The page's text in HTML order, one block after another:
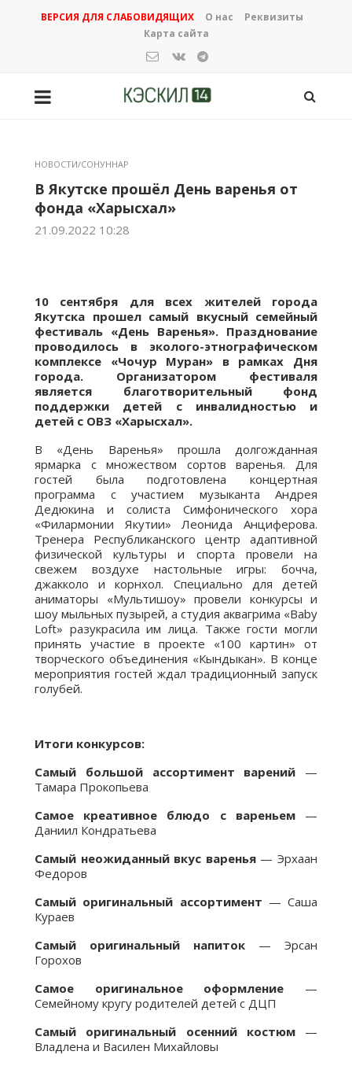
ВЕРСИЯ ДЛЯ СЛАБОВИДЯЩИХ О нас
Реквизиты
Карта сайта
НОВОСТИ/СОНУННАР
В Якутске прошёл День варенья от
фонда «Харысхал»
21.09.2022 10:28
10 сентября для всех жителей города
Якутска прошел самый вкусный семейный
фестиваль «День Варенья». Празднование
проводилось в эколого-этнографическом
комплексе «Чочур Муран» в рамках Дня
города. Организатором фестиваля
является благотворительный фонд
поддержки детей с инвалидностью и
детей с ОВЗ «Харысхал».
В «День Варенья» прошла долгожданная
ярмарка с множеством сортов варенья. Для
гостей была подготовлена концертная
программа с участием музыканта Андрея
Дедюкина и солиста Симфонического хора
«Филармонии Якутии» Леонида Анциферова.
Тренера Республиканского центр адаптивной
физической культуры и спорта провели на
свежем воздухе настольные игры: бочча,
джакколо и корнхол. Специально для детей
аниматоры «Мультишоу» провели конкурсы и
шоу мыльных пузырей, а студия аквагрима «Baby
Loft» разукрасила им лица. Также гости могли
принять участие в проекте «100 картин» от
творческого объединения «Кындыкан». В конце
мероприятия гостей ждал традиционный запуск
голубей.
Итоги конкурсов:
Самый большой ассортимент варений —
Тамара Прокопьева
Самое креативное блюдо с вареньем—
Даниил Кондратьева
Самый неожиданный вкус варенья— Эрхаан
Федоров
Самый оригинальный ассортимент — Саша
Кураев
Самый оригинальный напиток — Эрсан
Горохов
Самое оригинальное оформление —
Семейному кругу родителей детей с ДЦП
Самый оригинальный осенний костюм—
Владлена и Василен Михайловы